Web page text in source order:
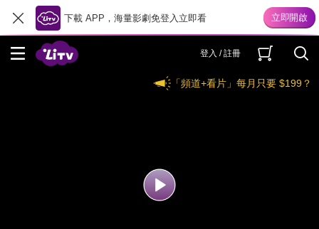
下載 APP，海量影劇免登入立即看
登入 / 註冊
「頻道+看片」每月只要 $199？